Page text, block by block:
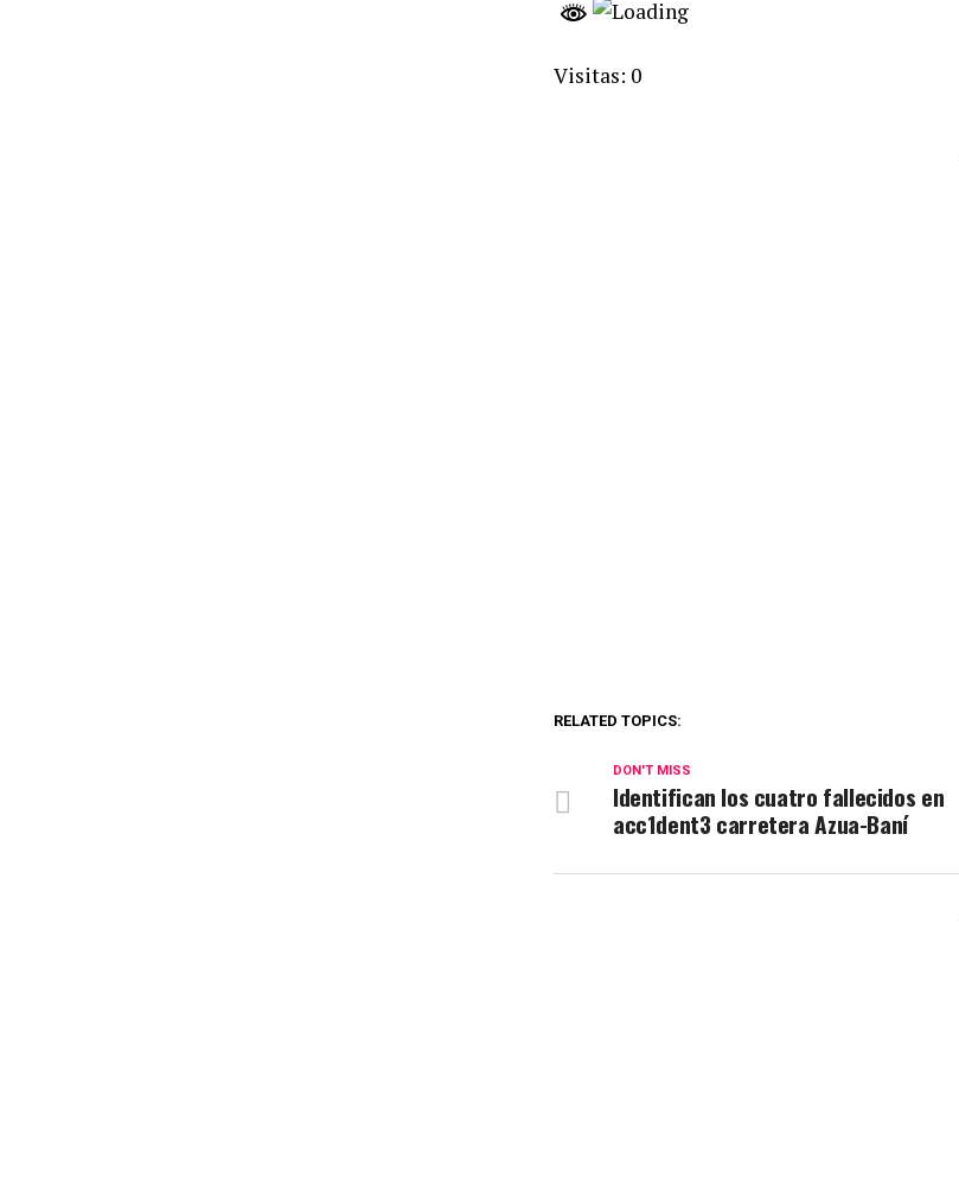
Visitas: 0
RELATED TOPICS:
DON'T MISS
Identifican los cuatro fallecidos en
acc1dent3 carretera Azua-Baní